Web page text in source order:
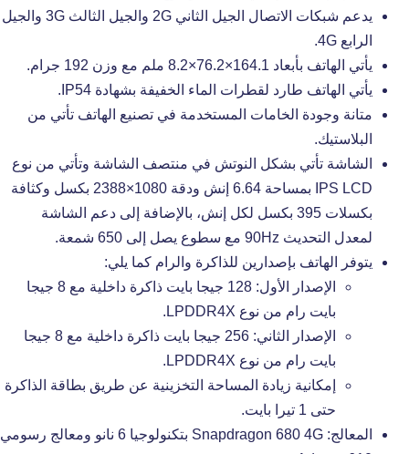
يدعم شبكات الاتصال الجيل الثاني 2G والجيل الثالث 3G والجيل
الرابع 4G.
يأتي الهاتف بأبعاد 164.1×76.2×8.2 ملم مع وزن 192 جرام.
يأتي الهاتف طارد لقطرات الماء الخفيفة بشهادة IP54.
متانة وجودة الخامات المستخدمة في تصنيع الهاتف تأتي من
البلاستيك.
الشاشة تأتي بشكل النوتش في منتصف الشاشة وتأتي من نوع
IPS LCD بمساحة 6.64 إنش ودقة 1080×2388 بكسل وكثافة
بكسلات 395 بكسل لكل إنش، بالإضافة إلى دعم الشاشة
لمعدل التحديث 90Hz مع سطوع يصل إلى 650 شمعة.
يتوفر الهاتف بإصدارين للذاكرة والرام كما يلي:
الإصدار الأول: 128 جيجا بايت ذاكرة داخلية مع 8 جيجا
بايت رام من نوع LPDDR4X.
الإصدار الثاني: 256 جيجا بايت ذاكرة داخلية مع 8 جيجا
بايت رام من نوع LPDDR4X.
إمكانية زيادة المساحة التخزينية عن طريق بطاقة الذاكرة
حتى 1 تيرا بايت.
المعالج: Snapdragon 680 4G بتكنولوجيا 6 نانو ومعالج رسومي